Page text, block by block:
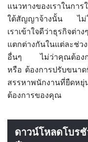
แนวทางของเราในกา
ใต้สัญญาจ้างนั้น ไม่ใ
เราเข้าใจดีว่าธุรกิจต่
แตกต่างกันในแต่ละช่ว
อื่นๆ ไม่ว่าคุณต้องกา
หรือ ต้องการปรับขนา
สรรหาพนักงานที่ยืดหยุ่
ต้องการของคุณ
ดาวน์โหลดโบร